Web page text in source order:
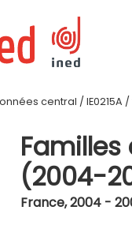
central / IE0215A /
(2004-
France,2004 -